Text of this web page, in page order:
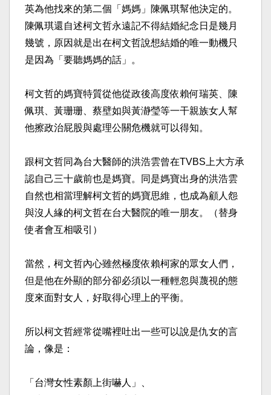
英為他找來的第二個「媽媽」陳佩琪幫他決定的。
陳佩琪還自述柯文哲永遠記不得結婚紀念日是幾月
幾號，原因就是出在柯文哲說想結婚的唯一動機只
是因為「要聽媽媽的話」。​
柯文哲的媽寶特質從他從政後高度依賴何瑞英、陳
佩琪、黃珊珊、蔡壁如與黃瀞瑩等一干親族女人幫
他擦政治屁股與處理公關危機就可以得知。​
跟柯文哲同為台大醫師的洪浩雲曾在TVBS上大方承
認自己三十歲前也是媽寶。同是媽寶出身的洪浩雲
自然也相當理解柯文哲的媽寶思維，也成為顧人怨
與沒人緣的柯文哲在台大醫院的唯一朋友。（替身
使者會互相吸引）​
當然，柯文哲內心雖然極度依賴柯家的眾女人們，
但是他在外顯的部分卻必須以一種輕忽與蔑視的態
度來面對女人，好取得心理上的平衡。​
所以柯文哲經常從嘴裡吐出一些可以說是仇女的言
論，像是：​
「台灣女性素顏上街嚇人」、​